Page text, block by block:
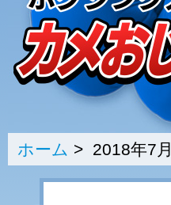
ホーム > 2018年7